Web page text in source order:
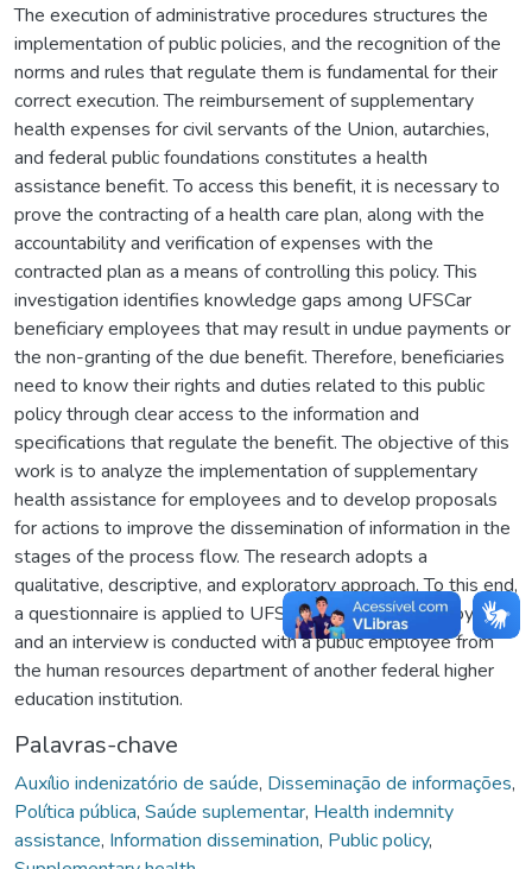
The execution of administrative procedures structures the
implementation of public policies, and the recognition of the
norms and rules that regulate them is fundamental for their
correct execution. The reimbursement of supplementary
health expenses for civil servants of the Union, autarchies,
and federal public foundations constitutes a health
assistance benefit. To access this benefit, it is necessary to
prove the contracting of a health care plan, along with the
accountability and verification of expenses with the
contracted plan as a means of controlling this policy. This
investigation identifies knowledge gaps among UFSCar
beneficiary employees that may result in undue payments or
the non-granting of the due benefit. Therefore, beneficiaries
need to know their rights and duties related to this public
policy through clear access to the information and
specifications that regulate the benefit. The objective of this
work is to analyze the implementation of supplementary
health assistance for employees and to develop proposals
for actions to improve the dissemination of information in the
stages of the process flow. The research adopts a
qualitative, descriptive, and exploratory approach. To this end,
a questionnaire is applied to UFSCar beneficiary employees
and an interview is conducted with a public employee from
the human resources department of another federal higher
education institution.
Palavras-chave
Auxílio indenizatório de saúde, Disseminação de informações,
Política pública, Saúde suplementar, Health indemnity
assistance, Information dissemination, Public policy,